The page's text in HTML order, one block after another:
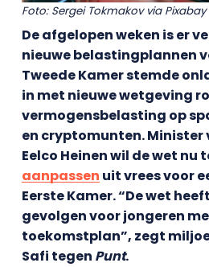
Foto: Sergei Tokmakov via Pixabay
De afgelopen weken is er
nieuwe belastingplannen
Tweede Kamer stemde
in met nieuwe wetgeving
vermogensbelasting op
en cryptomunten. Minister
Eelco Heinen wil de wet nu
aanpassen uit vrees voor
Eerste Kamer. “De wet
gevolgen voor jongeren
toekomstplan”, zegt
Safi tegen Punt.